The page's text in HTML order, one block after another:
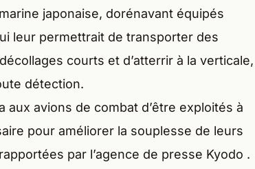
japonaise, dorénavant équipés
leur permettrait de transporter des
courts et d’atterrir à la verticale,
détection.
avions de combat d’être exploités à
pour améliorer la souplesse de leurs
par l’agence de presse Kyodo .